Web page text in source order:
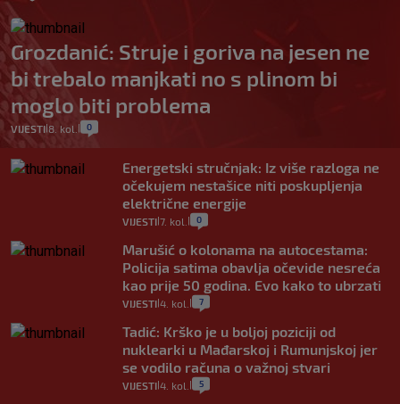
Grozdanić: Struje i goriva na jesen ne
bi trebalo manjkati no s plinom bi
moglo biti problema
VIJESTI 8. kol. 0
Energetski stručnjak: Iz više razloga ne
očekujem nestašice niti poskupljenja
električne energije
VIJESTI 7. kol. 0
Marušić o kolonama na autocestama:
Policija satima obavlja očevide nesreća
kao prije 50 godina. Evo kako to ubrzati
VIJESTI 4. kol. 7
Tadić: Krško je u boljoj poziciji od
nuklearki u Mađarskoj i Rumunjskoj jer
se vodilo računa o važnoj stvari
VIJESTI 4. kol. 5